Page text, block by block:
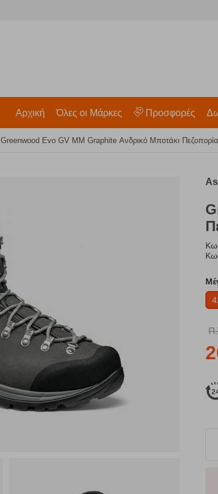
Αρχική Όλες οι Μάρκες Προσφορές
Greenwood Evo GV MM Graphite Ανδρικό Μποτάκι